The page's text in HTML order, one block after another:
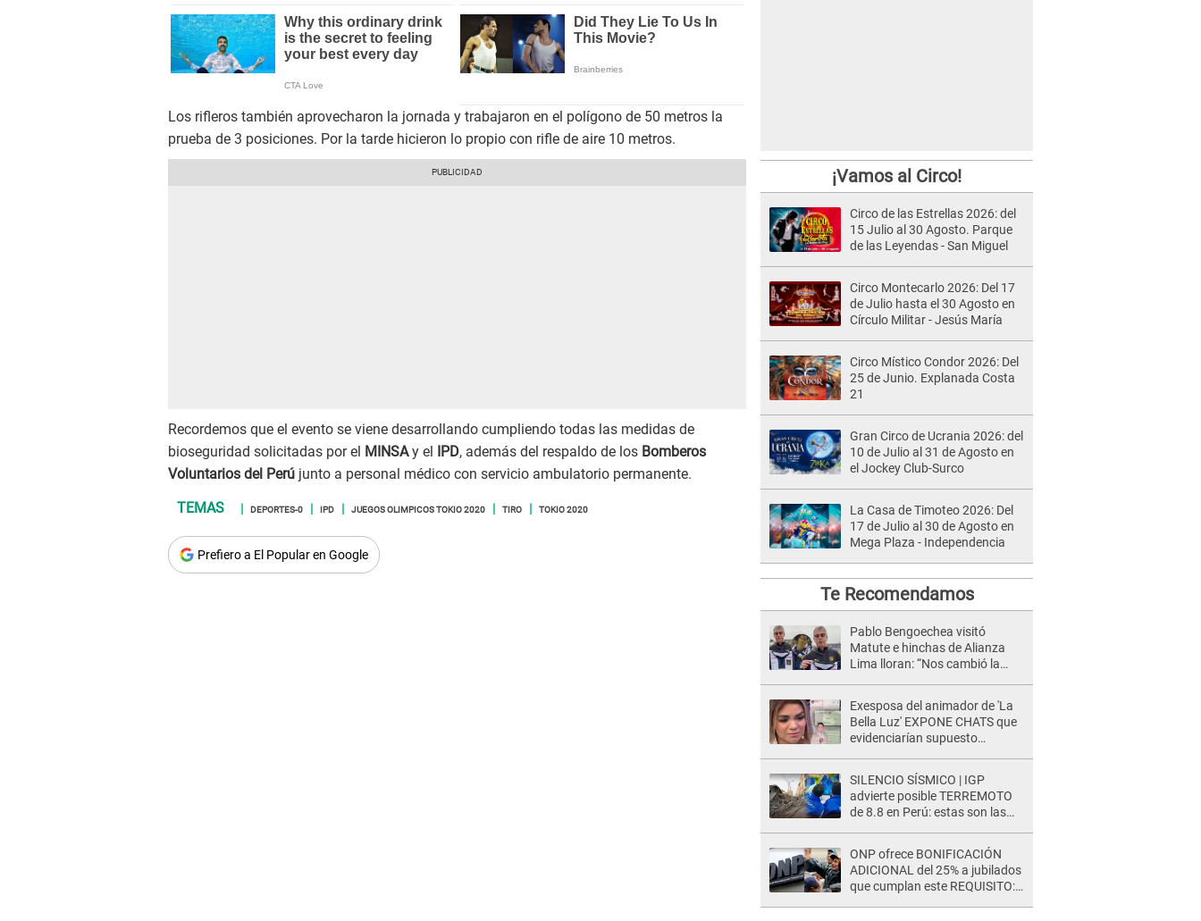
Los rifleros también aprovecharon la jornada y trabajaron en el polígono de 50 metros la
prueba de 3 posiciones. Por la tarde hicieron lo propio con rifle de aire 10 metros.
Recordemos que el evento se viene desarrollando cumpliendo todas las medidas de
bioseguridad solicitadas por el MINSAy el IPD, además del respaldo de los Bomberos
Voluntarios del Perú junto a personal médico con servicio ambulatorio permanente.
DEPORTES-0 IPD JUEGOS OLIMPICOS TOKIO 2020 TIRO TOKIO 2020
Prefiero a El Popular en Google
¡Vamos al Circo!
Circo de las Estrellas 2026: del
15 Julio al 30 Agosto. Parque
de las Leyendas - San Miguel
Circo Montecarlo 2026: Del 17
de Julio hasta el 30 Agosto en
Círculo Militar - Jesús María
Circo Místico Condor 2026: Del
25 de Junio. Explanada Costa
21
Gran Circo de Ucrania 2026: del
10 de Julio al 31 de Agosto en
el Jockey Club-Surco
La Casa de Timoteo 2026: Del
17 de Julio al 30 de Agosto en
Mega Plaza - Independencia
Te Recomendamos
Pablo Bengoechea visitó
Matute e hinchas de Alianza
Lima lloran: “Nos cambió la
Exesposa del animador de 'La
Bella Luz' EXPONE CHATS que
evidenciarían supuesto
Saldaña, pese a tener pareja
SILENCIO SÍSMICO | IGP
advierte posible TERREMOTO
de 8.8 en Perú: estas son las
ONP ofrece BONIFICACIÓN
ADICIONAL del 25% a jubilados
que cumplan este REQUISITO: